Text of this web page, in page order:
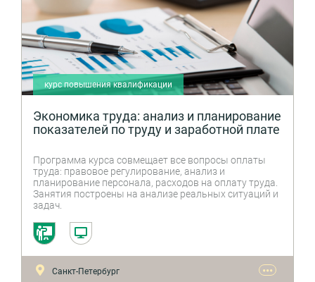
курс повышения квалификации
Экономика труда: анализ и планирование
показателей по труду и заработной плате
Программа курса совмещает все вопросы оплаты
труда: правовое регулирование, анализ и
планирование персонала, расходов на оплату труда.
Занятия построены на анализе реальных ситуаций и
задач.
Санкт-Петербург
•••